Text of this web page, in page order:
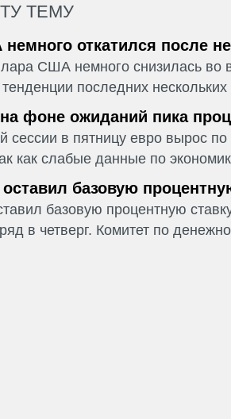
ТЕМУ
откатился после
США немного снизилась во
последних
фоне ожиданий пика
сессии в пятницу евро вырос
как слабые данные по
базовую
базовую процентную
в четверг. Комитет по